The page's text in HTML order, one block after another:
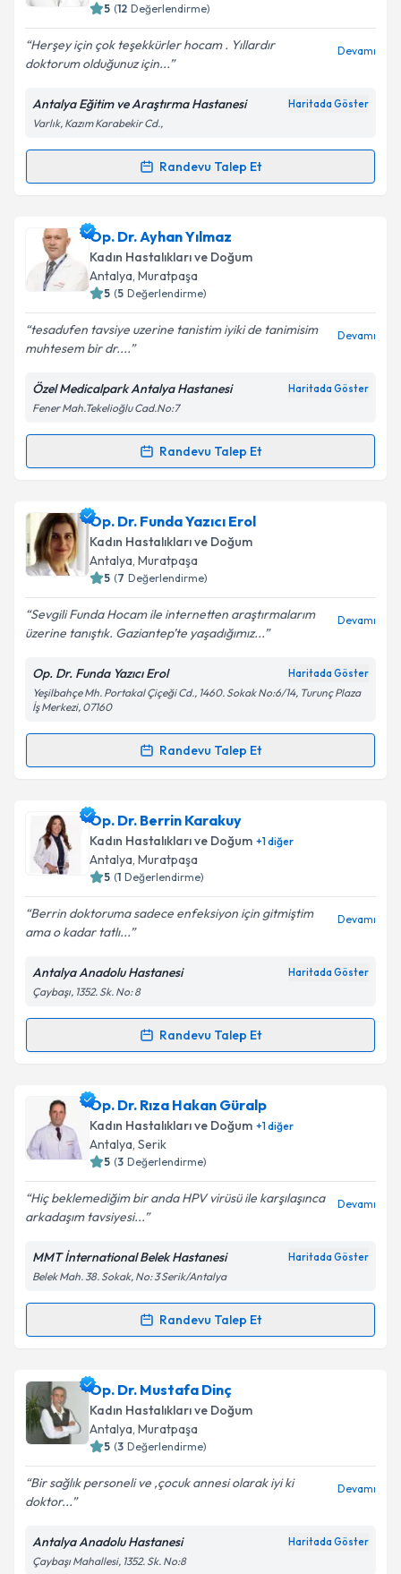
Kişisel verilerimin işlenmesine ilişkin
kapsamda işlenmesini kabul ediyorum.
Takvim Talebini Gönder
5 (12 Değerlendirme)
Herşey için çok teşekkürler hocam . Yıllardır
doktorum olduğunuz için...
Devamı
Antalya Eğitim ve Araştırma Hastanesi Haritada Göster
Varlık, Kazım Karabekir Cd.,
Randevu Talep Et
Randevu Takvimi Talebi
Dr. Öğr. Üyesi Metin Kabaiçin randevu takvimi
talebi oluşturun. Size bu uzmandan randevu almanız
için bir takvim hazırlandığında e-posta ile
bilgilendireceğiz.
E-posta Adresiniz
Kişisel verilerimin işlenmesine ilişkin
Metni'ni okudum ve kişisel verilerimin belirtilen
kapsamda işlenmesini kabul ediyorum.
Op. Dr. Ayhan Yılmaz
Kadın Hastalıkları ve Doğum
Antalya, Muratpaşa
5 (5 Değerlendirme)
tesadufen tavsiye uzerine tanistim iyiki de tanimisim
muhtesem bir dr....
Devamı
Özel Medicalpark Antalya Hastanesi Haritada Göster
Fener Mah.Tekelioğlu Cad.No:7
Randevu Talep Et
Randevu Takvimi Talebi
Op. Dr. Ayhan Yılmaziçin randevu takvimi talebi
oluşturun. Size bu uzmandan randevu almanız için bir
takvim hazırlandığında e-posta ile bilgilendireceğiz.
Kişisel verilerimin işlenmesine ilişkin
Aydınlatma
Metni'ni okudum ve kişisel verilerimin belirtilen
kapsamda işlenmesini kabul ediyorum.
Takvim Talebini Gönder
Op. Dr. Funda Yazıcı Erol
Kadın Hastalıkları ve Doğum
Antalya, Muratpaşa
5 (7 Değerlendirme)
Sevgili Funda Hocam ile internetten araştırmalarım
üzerine tanıştık. Gaziantep’te yaşadığımız...
Devamı
Op. Dr. Funda Yazıcı Erol Haritada Göster
Yeşilbahçe Mh. Portakal Çiçeği Cd., 1460. Sokak No:6/14, Turunç Plaza
İş Merkezi, 07160
Randevu Talep Et
Randevu Takvimi Talebi
Op. Dr. Funda Yazıcı Eroliçin randevu takvimi talebi
oluşturun. Size bu uzmandan randevu almanız için bir
takvim hazırlandığında e-posta ile bilgilendireceğiz.
Kişisel verilerimin işlenmesine ilişkin
Aydınlatma
Metni'ni okudum ve kişisel verilerimin belirtilen
kapsamda işlenmesini kabul ediyorum.
Op. Dr. Berrin Karakuy
Kadın Hastalıkları ve Doğum +1diğer
Antalya, Muratpaşa
5 (1 Değerlendirme)
Berrin doktoruma sadece enfeksiyon için gitmiştim
ama o kadar tatlı...
Devamı
Antalya Anadolu Hastanesi Haritada Göster
Çaybaşı, 1352. Sk. No: 8
Randevu Talep Et
Randevu Takvimi Talebi
Op. Dr. Berrin Karakuyiçin randevu takvimi talebi
oluşturun. Size bu uzmandan randevu almanız için bir
takvim hazırlandığında e-posta ile bilgilendireceğiz.
Kişisel verilerimin işlenmesine ilişkin
Aydınlatma
Metni'ni okudum ve kişisel verilerimin belirtilen
kapsamda işlenmesini kabul ediyorum.
Op. Dr. Rıza Hakan Güralp
Kadın Hastalıkları ve Doğum +1diğer
Antalya, Serik
5 (3 Değerlendirme)
Hiç beklemediğim bir anda HPV virüsü ile karşılaşınca
arkadaşım tavsiyesi...
Devamı
MMT İnternational Belek Hastanesi Haritada Göster
Belek Mah. 38. Sokak, No: 3 Serik/Antalya
Randevu Talep Et
Randevu Takvimi Talebi
Op. Dr. Rıza Hakan Güralpiçin randevu takvimi
talebi oluşturun. Size bu uzmandan randevu almanız
için bir takvim hazırlandığında e-posta ile
bilgilendireceğiz.
E-posta Adresiniz
Kişisel verilerimin işlenmesine ilişkin
Op. Dr. Mustafa Dinç
Kadın Hastalıkları ve Doğum
Antalya, Muratpaşa
5 (3 Değerlendirme)
Bir sağlık personeli ve ,çocuk annesi olarak iyi ki
doktor...
Devamı
Antalya Anadolu Hastanesi Haritada Göster
Çaybaşı Mahallesi, 1352. Sk. No:8